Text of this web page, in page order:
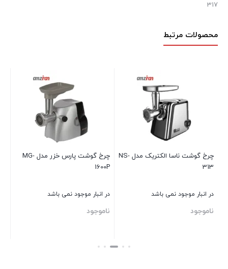
317
محصولات مرتبط
چرخ گوشت ناسا الکتریک مدل NS-
313
در انبار موجود نمی باشد
ناموجود
چرخ گوشت پارس خزر مدل MG-
1600P
در انبار موجود نمی باشد
ناموجود
بستن